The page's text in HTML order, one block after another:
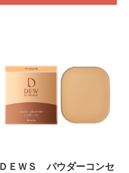
ＤＥＷＳ パウダーコンセ